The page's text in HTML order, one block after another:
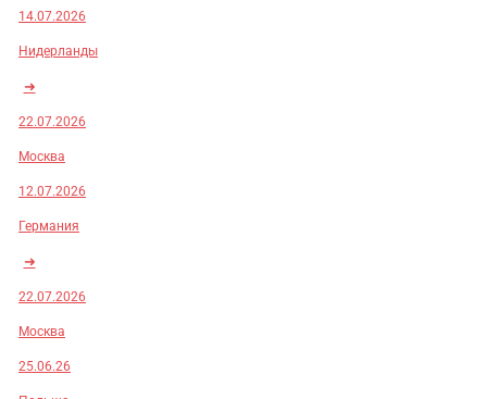
14.07.2026
Нидерланды
➜
22.07.2026
Москва
12.07.2026
Германия
➜
22.07.2026
Москва
25.06.26